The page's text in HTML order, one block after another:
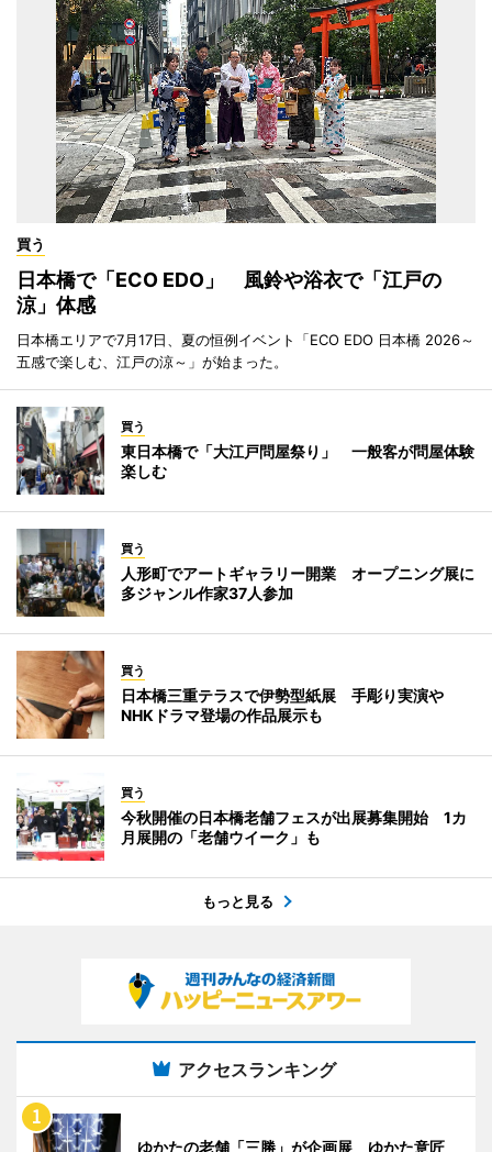
買う
日本橋で「ECO EDO」 風鈴や浴衣で「江戸の
涼」体感
日本橋エリアで7月17日、夏の恒例イベント「ECO EDO 日本橋 2026～
五感で楽しむ、江戸の涼～」が始まった。
買う
東日本橋で「大江戸問屋祭り」 一般客が問屋体験
楽しむ
買う
人形町でアートギャラリー開業 オープニング展に
多ジャンル作家37人参加
買う
日本橋三重テラスで伊勢型紙展 手彫り実演や
NHKドラマ登場の作品展示も
買う
今秋開催の日本橋老舗フェスが出展募集開始 1カ
月展開の「老舗ウイーク」も
もっと見る
アクセスランキング
ゆかたの老舗「三勝」が企画展 ゆかた意匠